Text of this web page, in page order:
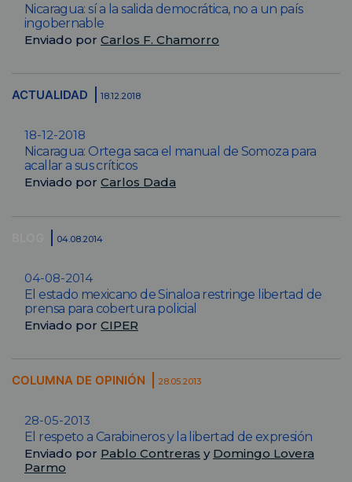
Nicaragua: sí a la salida democrática, no a un país
ingobernable
Enviado por Carlos F. Chamorro
ACTUALIDAD 18.12.2018
18-12-2018
Nicaragua: Ortega saca el manual de Somoza para
acallar a sus críticos
Enviado por Carlos Dada
04.08.2014
04-08-2014
El estado mexicano de Sinaloa restringe libertad de
prensa para cobertura policial
Enviado por CIPER
COLUMNA DE OPINIÓN 28.05.2013
28-05-2013
El respeto a Carabineros y la libertad de expresión
Enviado por Pablo Contreras y Domingo Lovera
Parmo